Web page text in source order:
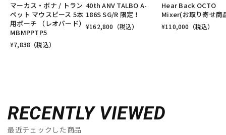
マーカス・ボナ / トラン
ペット マウスピース 5本
用ポーチ （レオパード）
MBMPPTP5
¥7,838 （税込）
40th ANV TALBO A-
186S SG/R 限定！
¥162,800 （税込）
Hear Back OCTO
Mixer(お取り寄せ商
¥110,000 （税込）
RECENTLY VIEWED
最近チェックした商品